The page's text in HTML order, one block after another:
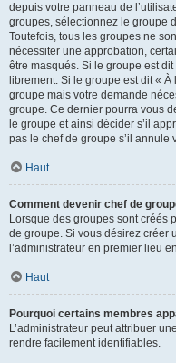
depuis votre panneau de
groupes, sélectionnez le groupe
Toutefois, tous les groupes ne
nécessiter une approbation,
être masqués. Si le groupe est
librement. Si le groupe est dit «
groupe mais votre demande
groupe. Ce dernier pourra vous
le groupe et ainsi décider s’il
pas le chef de groupe s’il
Haut
Comment devenir chef de
Lorsque des groupes sont créés
de groupe. Si vous désirez créer
l’administrateur en premier lieu
Haut
Pourquoi certains membres
L’administrateur peut attribuer
rendre facilement identifiables.